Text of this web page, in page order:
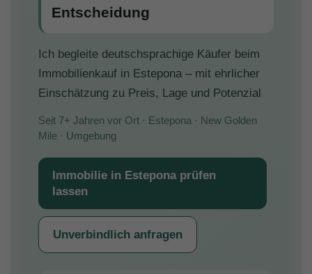
Entscheidung
Ich begleite deutschsprachige Käufer beim
Immobilienkauf in Estepona – mit ehrlicher
Einschätzung zu Preis, Lage und Potenzial
Seit 7+ Jahren vor Ort · Estepona · New Golden
Mile · Umgebung
Immobilie in Estepona prüfen
lassen
Unverbindlich anfragen